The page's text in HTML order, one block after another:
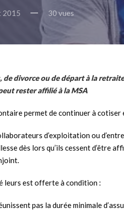
2015 30 vues
de divorce ou de départ à la
rester affilié à la MSA
permet de continuer à
d’exploitation ou
dès lors qu’ils cessent d’être
leurs est offerte à condition :
pas la durée minimale